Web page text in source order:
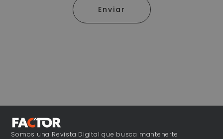
Enviar
Somos una Revista Digital que busca mantenerte